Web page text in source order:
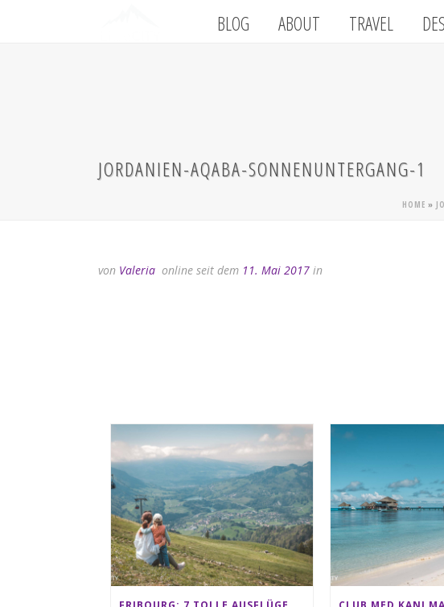
BLOG ABOUT TRAVEL
JORDANIEN-AQABA-SONNENUNTERGANG-1
HOME »
von Valeria online seit dem 11. Mai 2017 in